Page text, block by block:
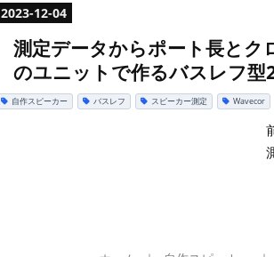
2023-12-04
測定データからポート長とク
のユニットで作るバスレフ
自作スピーカー バスレフ スピーカー測定 Wavecor